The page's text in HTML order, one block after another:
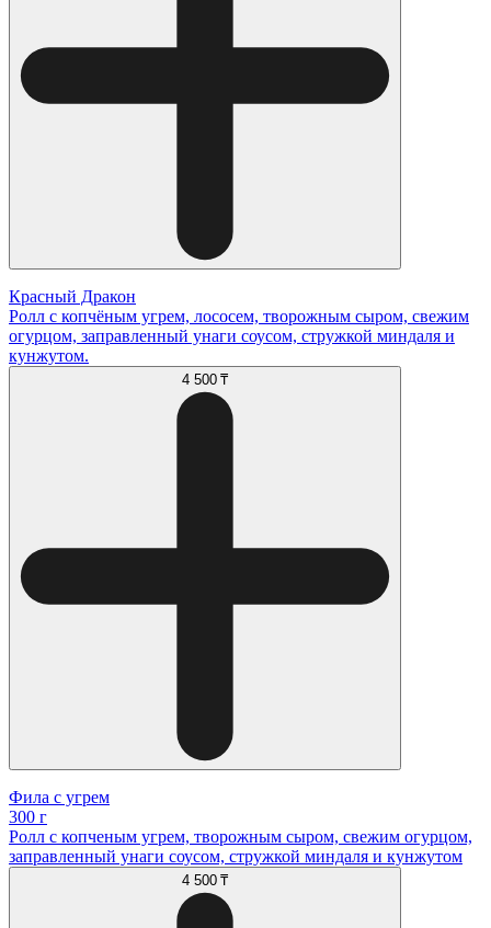
Красный Дракон
Ролл с копчёным угрем, лососем, творожным сыром, свежим
огурцом, заправленный унаги соусом, стружкой миндаля и
кунжутом.
4 500 ₸
Фила с угрем
300 г
Ролл с копченым угрем, творожным сыром, свежим огурцом,
заправленный унаги соусом, стружкой миндаля и кунжутом
4 500 ₸